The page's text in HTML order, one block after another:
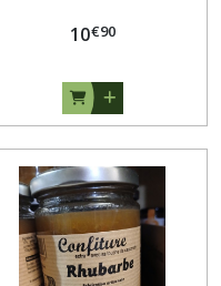
10€90